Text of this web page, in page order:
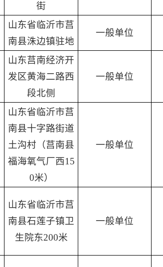
街
山东省临沂市莒
南县洙边镇驻地
一般单位
山东莒南经济开
发区黄海二路西
段北侧
一般单位
山东省临沂市莒
南县十字路街道
土沟村（莒南县
福海氧气厂西15
0米）
一般单位
山东省临沂市莒
南县石莲子镇卫
生院东200米
一般单位